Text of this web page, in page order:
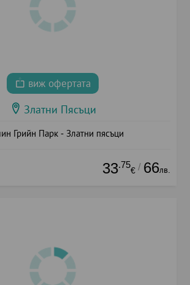
виж офертата
Златни Пясъци
Грийн Парк - Златни пясъци
33.75
€ / 66лв.